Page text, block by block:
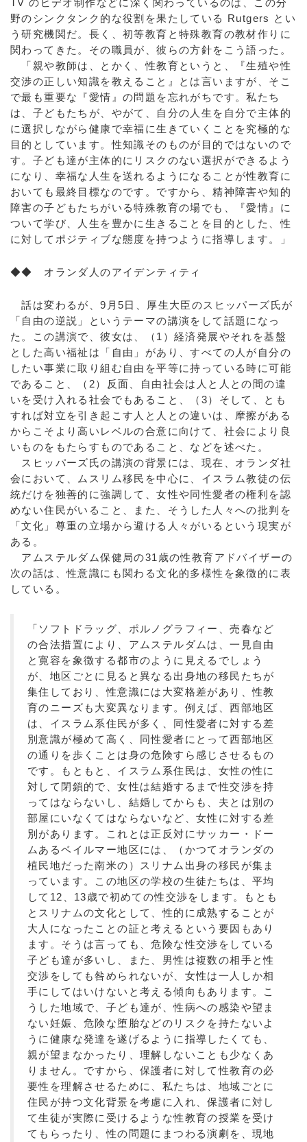
TV のビデオ制作などに深く関わっているのは、この分
野のシンクタンク的な役割を果たしている Rutgers とい
う研究機関だ。長く、初等教育と特殊教育の教材作りに
関わってきた。その職員が、彼らの方針をこう語った。
「親や教師は、とかく、性教育というと、『生殖や性
交渉の正しい知識を教えること』とは言いますが、そこ
で最も重要な『愛情』の問題を忘れがちです。私たち
は、子どもたちが、やがて、自分の人生を自分で主体的
に選択しながら健康で幸福に生きていくことを究極的な
目的としています。性知識そのものが目的ではないので
す。子ども達が主体的にリスクのない選択ができるよう
になり、幸福な人生を送れるようになることが性教育に
おいても最終目標なのです。ですから、精神障害や知的
障害の子どもたちがいる特殊教育の場でも、『愛情』に
ついて学び、人生を豊かに生きることを目的とした、性
に対してポジティブな態度を持つように指導します。」
◆◆ オランダ人のアイデンティティ
話は変わるが、9月5日、厚生大臣のスヒッパーズ氏が
「自由の逆説」というテーマの講演をして話題になっ
た。この講演で、彼女は、（1）経済発展やそれを基盤
とした高い福祉は「自由」があり、すべての人が自分の
したい事業に取り組む自由を平等に持っている時に可能
であること、（2）反面、自由社会は人と人との間の違
いを受け入れる社会でもあること、（3）そして、とも
すれば対立を引き起こす人と人との違いは、摩擦がある
からこそより高いレベルの合意に向けて、社会により良
いものをもたらすものであること、などを述べた。
スヒッパーズ氏の講演の背景には、現在、オランダ社
会において、ムスリム移民を中心に、イスラム教徒の伝
統だけを独善的に強調して、女性や同性愛者の権利を認
めない住民がいること、また、そうした人々への批判を
「文化」尊重の立場から避ける人々がいるという現実が
ある。
アムステルダム保健局の31歳の性教育アドバイザーの
次の話は、性意識にも関わる文化的多様性を象徴的に表
している。
「ソフトドラッグ、ポルノグラフィー、売春など
の合法措置により、アムステルダムは、一見自由
と寛容を象徴する都市のように見えるでしょう
が、地区ごとに見ると異なる出身地の移民たちが
集住しており、性意識には大変格差があり、性教
育のニーズも大変異なります。例えば、西部地区
は、イスラム系住民が多く、同性愛者に対する差
別意識が極めて高く、同性愛者にとって西部地区
の通りを歩くことは身の危険すら感じさせるもの
です。もともと、イスラム系住民は、女性の性に
対して閉鎖的で、女性は結婚するまで性交渉を持
ってはならないし、結婚してからも、夫とは別の
部屋にいなくてはならないなど、女性に対する差
別があります。これとは正反対にサッカー・ドー
ムあるベイルマー地区には、（かつてオランダの
植民地だった南米の）スリナム出身の移民が集ま
っています。この地区の学校の生徒たちは、平均
して12、13歳で初めての性交渉をします。もとも
とスリナムの文化として、性的に成熟することが
大人になったことの証と考えるという要因もあり
ます。そうは言っても、危険な性交渉をしている
子ども達が多いし、また、男性は複数の相手と性
交渉をしても咎められないが、女性は一人しか相
手にしてはいけないと考える傾向もあります。こ
うした地域で、子ども達が、性病への感染や望ま
ない妊娠、危険な堕胎などのリスクを持たないよ
うに健康な発達を遂げるように指導したくても、
親が望まなかったり、理解しないことも少なくあ
りません。ですから、保護者に対して性教育の必
要性を理解させるために、私たちは、地域ごとに
住民が持つ文化背景を考慮に入れ、保護者に対し
て生徒が実際に受けるような性教育の授業を受け
てもらったり、性の問題にまつわる演劇を、現地